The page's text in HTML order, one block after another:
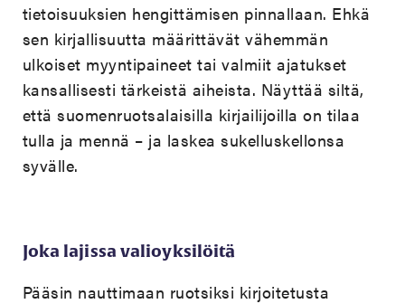
tietoisuuksien hengittämisen pinnallaan. Ehkä
sen kirjallisuutta määrittävät vähemmän
ulkoiset myyntipaineet tai valmiit ajatukset
kansallisesti tärkeistä aiheista. Näyttää siltä,
että suomenruotsalaisilla kirjailijoilla on tilaa
tulla ja mennä – ja laskea sukelluskellonsa
syvälle.
Joka lajissa valioyksilöitä
Pääsin nauttimaan ruotsiksi kirjoitetusta